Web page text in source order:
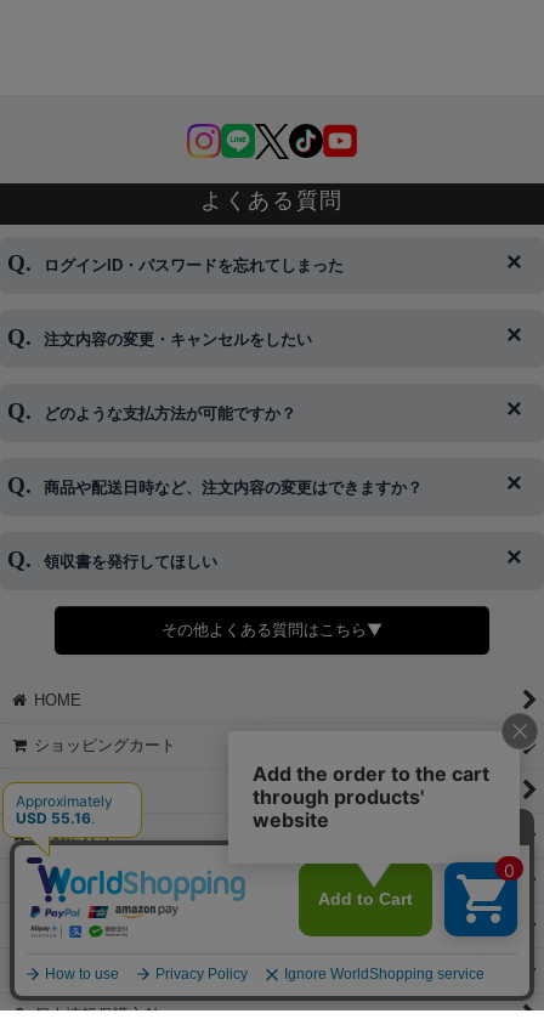
よくある質問
ログインID・パスワードを忘れてしまった
◆下記ページより、ログインIDの変更が可能です。
注文内容の変更・キャンセルをしたい
◆即日発送を行なっている関係上、午後以降のご連絡やキャンセル
※発送後、発送準備が完了しお手続きが間に合わない場合は変更、
どのような支払方法が可能ですか？
◆代金引換・クレジットカード・携帯キャリア決済・おねだり決
＞詳細は画像をタップ＜
商品や配送日時など、注文内容の変更はできますか？
◆商品発送前の変更は承っております。
さい。
領収書を発行してほしい
◆領収書はご希望頂いた場合のみ発行しております。
【これからご注文する場合】
STEP2「お届け先・お支払い」ページにて備考欄に下記の記載をお
願いします。
②宛名（空欄は上様は不可）
③但し書き（空欄やお品代は不可）
【すでにご注文が完了している場合】
①お電話・メール・LINEにて領収書希望の連絡をお願い致します
②後日、郵送にて領収書を送らせて頂きます。
①マイページから購入履歴→購入内容→領収書発行を選択。
②後日、郵送にて領収書を送らせて頂きます。
その他よくある質問はこちら▼
HOME
ショッピングカート
お気に入り
特定商取引法表示
ご利用案内
お問い合せ
個人情報保護方針